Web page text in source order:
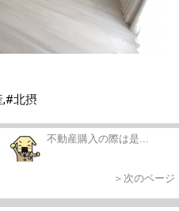
,#北摂
不動産購入の際は是...
＞次のページ